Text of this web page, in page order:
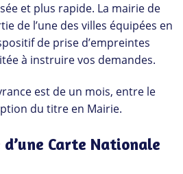
et plus rapide. La mairie de
de l’une des villes équipées en
de prise d’empreintes
à instruire vos demandes.
est de un mois, entre le
du titre en Mairie.
Carte Nationale